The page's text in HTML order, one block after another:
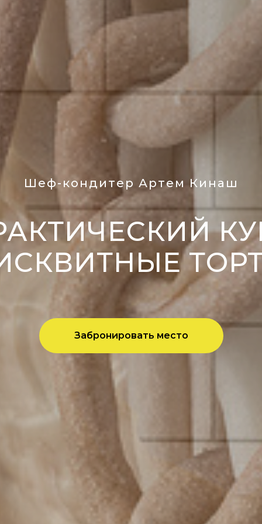
Шеф-кондитер Артем Кинаш
Забронировать место